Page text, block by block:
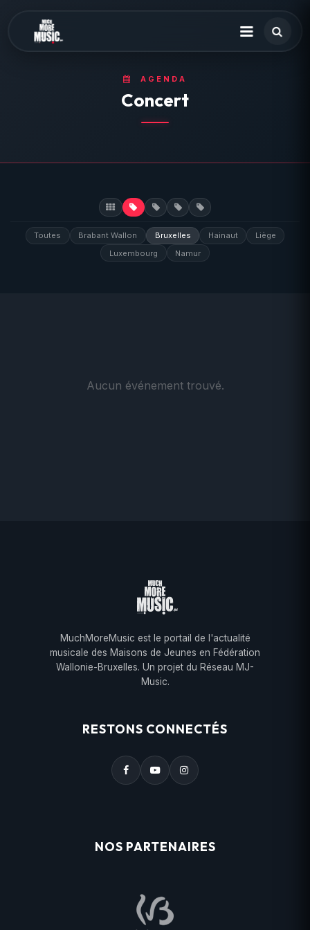
AGENDA
Concert
Toutes Brabant Wallon Bruxelles Hainaut
Liège
Luxembourg
Namur
Aucun événement trouvé.
MuchMoreMusic est le portail de l'actualité
musicale des Maisons de Jeunes en Fédération
Wallonie-Bruxelles. Un projet du Réseau MJ-
Music.
RESTONS CONNECTÉS
NOS PARTENAIRES